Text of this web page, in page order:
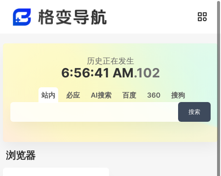
历史正在发生
6:56:41 AM.242
站内 必应 AI搜索 百度 360 搜狗
搜索
浏览器